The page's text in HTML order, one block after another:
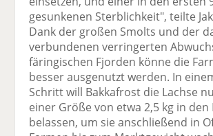
gesunkenen Sterblichkeit", teilte
Dank der großen Smolts und der
verbundenen verringerten
färingischen Fjorden könne die
besser ausgenutzt werden. In
Schritt will Bakkafrost die Lachse
einer Größe von etwa 2,5 kg in den
belassen, um sie anschließend in